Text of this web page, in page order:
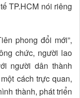
TP.HCM nói riêng
phong đổi mới”,
chức, người lao
người dân thành
cách trực quan,
thành, phát triển